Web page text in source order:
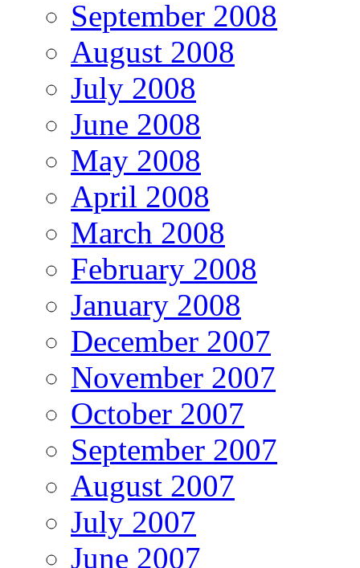
September 2008
August 2008
July 2008
June 2008
May 2008
April 2008
March 2008
February 2008
January 2008
December 2007
November 2007
October 2007
September 2007
August 2007
July 2007
June 2007